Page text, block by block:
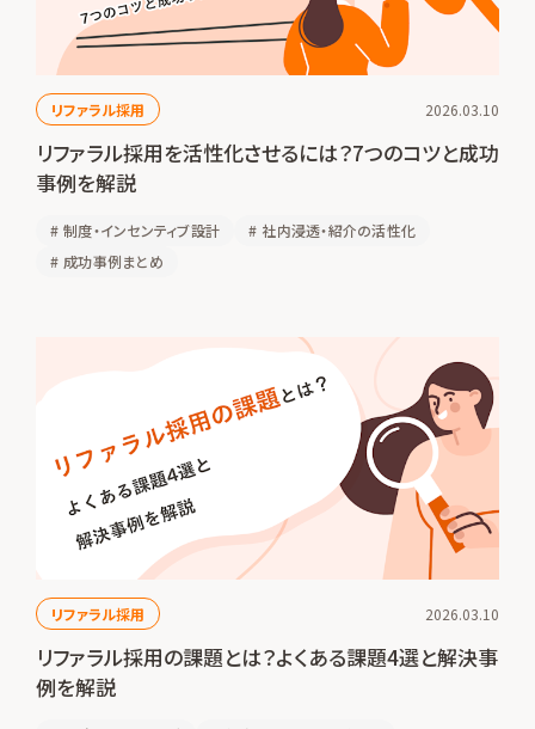
リファラル採用 2026.03.10
リファラル採用を活性化させるには？7つのコツと成功
事例を解説
# 制度・インセンティブ設計 # 社内浸透・紹介の活性化
# 成功事例まとめ
リファラル採用 2026.03.10
リファラル採用の課題とは？よくある課題4選と解決事
例を解説